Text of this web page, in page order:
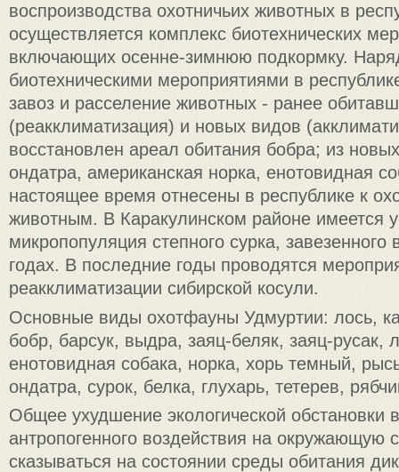
воспроизводства охотничьих животных в
осуществляется комплекс биотехнических
включающих осенне-зимнюю подкормку.
биотехническими мероприятиями в
завоз и расселение животных - ранее
(реакклиматизация) и новых видов
восстановлен ареал обитания бобра; из
ондатра, американская норка, енотовидная
настоящее время отнесены в республике к
животным. В Каракулинском районе имеется
микропопуляция степного сурка, завезенного
годах. В последние годы проводятся
реакклиматизации сибирской косули.
Основные виды охотфауны Удмуртии: лось,
бобр, барсук, выдра, заяц-беляк, заяц-русак,
енотовидная собака, норка, хорь темный,
ондатра, сурок, белка, глухарь, тетерев,
Общее ухудшение экологической обстановки
антропогенного воздействия на окружающую
сказываться на состоянии среды обитания